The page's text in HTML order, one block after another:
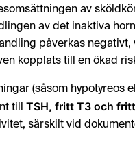
av
av det inaktiva
påverkas
kopplats till en ökad
(såsom hypotyreos
till TSH, fritt T3 och
särskilt vid